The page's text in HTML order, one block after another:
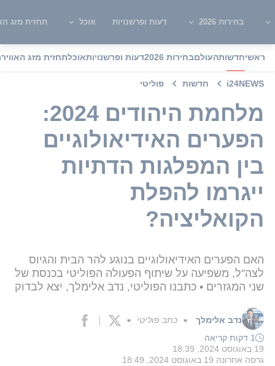
בחירות 2026 דעות ופרשנויות אוכל תחזית מזג
ראשיחדשותהעולםבחירות 2026 דעות ופרשנויותאוכלתחזית מזג האוויר
i24NEWS חדשות פוליטי
מלחמת היהודים 2024:
הפערים האידיאולוגיים
בין המפלגות הדתיות
ייגרמו להפלת
הקואליציה?
האם הפערים האידיאולוגיים בנוגע להר הבית והגיוס
לצה"ל, משפיעה על שיתוף הפעולה הפוליטי בכנסת של
שני המגזרים • כתבנו הפוליטי, נדב אלימלך, יצא לבדוק
נדב אלימלך ■ כתב פוליטי ■
1 דקות קריאה
19 באוגוסט 2024, 18:39
גרסה אחרונה 19 באוגוסט 2024, 18:49